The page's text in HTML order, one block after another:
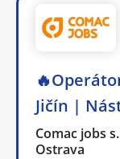
Jičín |
Comac jobs
Ostrava